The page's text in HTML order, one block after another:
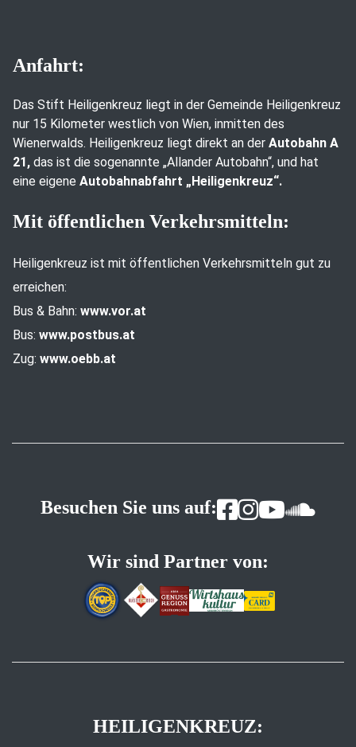
Anfahrt:
Das Stift Heiligenkreuz liegt in der Gemeinde Heiligenkreuz
nur 15 Kilometer westlich von Wien, inmitten des
Wienerwalds. Heiligenkreuz liegt direkt an der Autobahn A
21, das ist die sogenannte „Allander Autobahn“, und hat
eine eigene Autobahnabfahrt „Heiligenkreuz“.
Mit öffentlichen Verkehrsmitteln:
Heiligenkreuz ist mit öffentlichen Verkehrsmitteln gut zu
erreichen:
Bus & Bahn: www.vor.at
Bus: www.postbus.at
Zug: www.oebb.at
Besuchen Sie uns auf:
Wir sind Partner von:
HEILIGENKREUZ: